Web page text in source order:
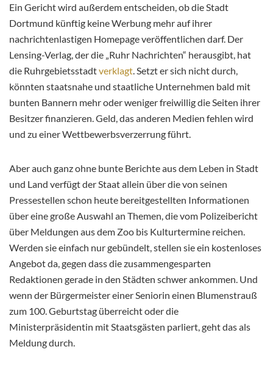
Ein Gericht wird außerdem entscheiden, ob die Stadt
Dortmund künftig keine Werbung mehr auf ihrer
nachrichtenlastigen Homepage veröffentlichen darf. Der
Lensing-Verlag, der die „Ruhr Nachrichten“ herausgibt, hat
die Ruhrgebietsstadtverklagt . Setzt er sich nicht durch,
könnten staatsnahe und staatliche Unternehmen bald mit
bunten Bannern mehr oder weniger freiwillig die Seiten ihrer
Besitzer finanzieren. Geld, das anderen Medien fehlen wird
und zu einer Wettbewerbsverzerrung führt.
Aber auch ganz ohne bunte Berichte aus dem Leben in Stadt
und Land verfügt der Staat allein über die von seinen
Pressestellen schon heute bereitgestellten Informationen
über eine große Auswahl an Themen, die vom Polizeibericht
über Meldungen aus dem Zoo bis Kulturtermine reichen.
Werden sie einfach nur gebündelt, stellen sie ein kostenloses
Angebot da, gegen dass die zusammengesparten
Redaktionen gerade in den Städten schwer ankommen. Und
wenn der Bürgermeister einer Seniorin einen Blumenstrauß
zum 100. Geburtstag überreicht oder die
Ministerpräsidentin mit Staatsgästen parliert, geht das als
Meldung durch.